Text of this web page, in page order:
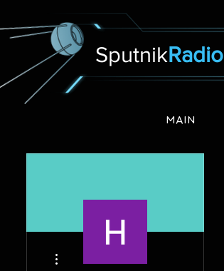
MAIN
SputnikRadio